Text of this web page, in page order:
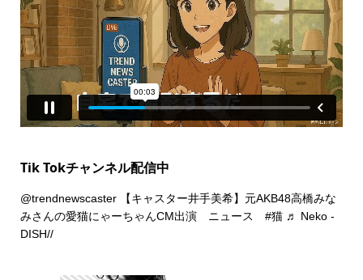
Tik Tokチャンネル配信中
@trendnewscaster【キャスター井手美希】元AKB48高橋みな
みさんの愛猫にゃーちゃんCM出演 ニュース #猫 ♬ Neko -
DISH//